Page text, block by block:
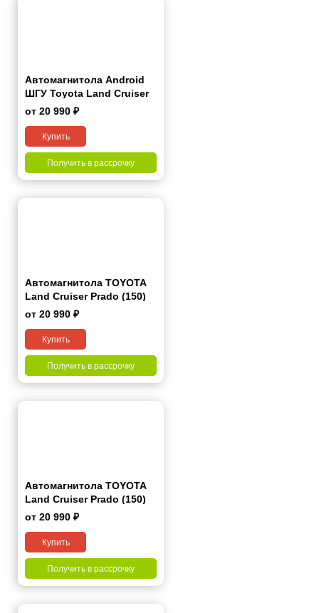
Автомагнитола Android
ШГУ Toyota Land Cruiser
Prado(120) 2002-2009 9"
от 20 990 ₽
Купить
Получить в рассрочку
Автомагнитола TOYOTA
Land Cruiser Prado (150)
2009-2013 (Left Wheel) 7"
от 20 990 ₽
Купить
Получить в рассрочку
Автомагнитола TOYOTA
Land Cruiser Prado (150)
2013-2017 7"
от 20 990 ₽
Купить
Получить в рассрочку